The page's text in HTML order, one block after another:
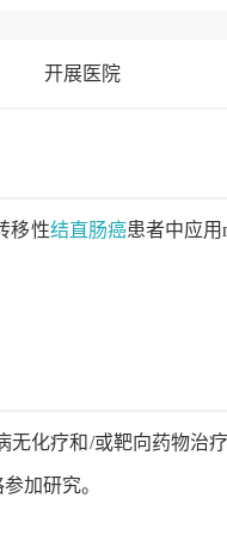
开展医院
移性结直肠癌患者中应用
化疗和/或靶向药物治
加研究。